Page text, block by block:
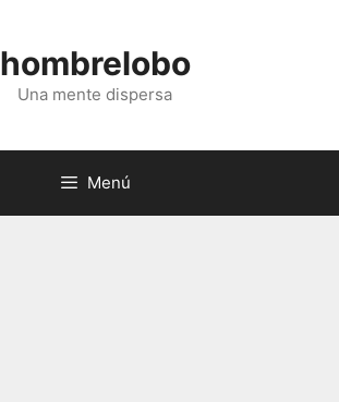
hombrelobo
Una mente dispersa
Menú